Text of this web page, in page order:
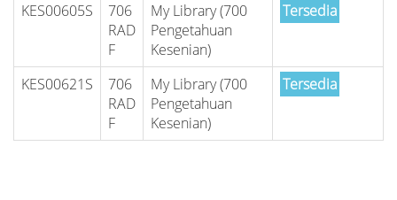
KES00605S
706
RAD
F
My Library (700
Pengetahuan
Kesenian)
Tersedia
KES00621S
706
RAD
F
My Library (700
Pengetahuan
Kesenian)
Tersedia